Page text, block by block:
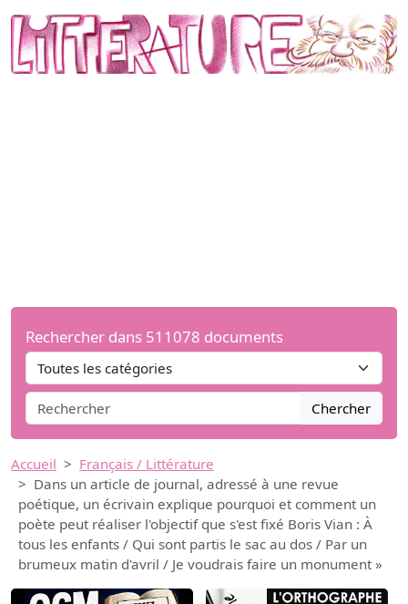
Rechercher dans 511078 documents
Chercher
Accueil
Français / Littérature
Dans un article de journal, adressé à une revue
poétique, un écrivain explique pourquoi et comment un
poète peut réaliser l'objectif que s'est fixé Boris Vian : À
tous les enfants / Qui sont partis le sac au dos / Par un
brumeux matin d'avril / Je voudrais faire un monument »